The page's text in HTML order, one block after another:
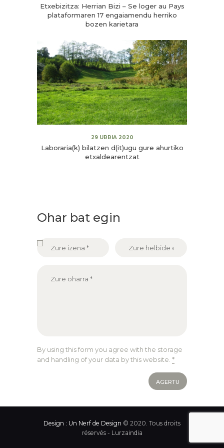
Etxebizitza: Herrian Bizi – Se loger au Pays
plataformaren 17 engaiamendu herriko
bozen karietara
29 URRIA 2020
Laboraria(k) bilatzen d(it)ugu gure ahurtiko
etxaldearentzat
Ohar bat egin
By using this form you agree with the storage
and handling of your data by this website. *
Design : Un Nerf de Design © 2020. Tous droits
réservés - Lurzaindia